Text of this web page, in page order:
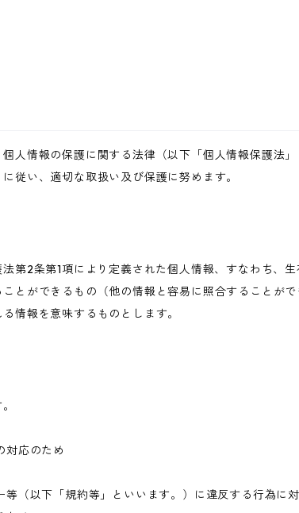
人情報の保護に関する法律（以下「個人情報保護法
従い、適切な取扱い及び保護に努めます。
第2条第1項により定義された個人情報、すなわち、
とができるもの（他の情報と容易に照合することが
情報を意味するものとします。
対応のため
（以下「規約等」といいます。）に違反する行為に